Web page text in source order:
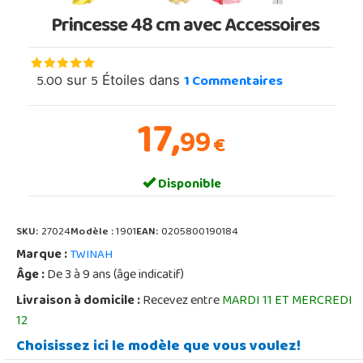
Princesse 48 cm avec Accessoires
5.00 sur 5 Étoiles dans 1Commentaires
17,99€
Disponible
SKU:27024Modèle :1901EAN:0205800190184
Marque :TWINAH
Âge :De 3 à 9 ans (âge indicatif)
Livraison à domicile :Recevez entreMARDI 11 ET MERCREDI
12
Choisissez ici le modèle que vous voulez!